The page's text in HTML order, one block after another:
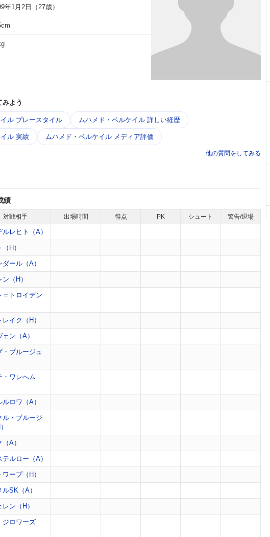
年1月2日（27歳）
よう
ル プレースタイル ムハメド・ベルケイル 詳しい経歴
ル 実績 ムハメド・ベルケイル メディア評価
他の質問をしてみる
績
対戦相手 出場時間 得点 PK シュート 警告/退場
ルレヒト（A）
H）
ダール（A）
（H）
＝トロイデン
レイク（H）
ン（A）
・ブルージュ
・ワレへム
ルロワ（A）
ル・ブルージ
A）
テルロー（A）
ワープ（H）
ルSK（A）
ン（H）
ジロワーズ